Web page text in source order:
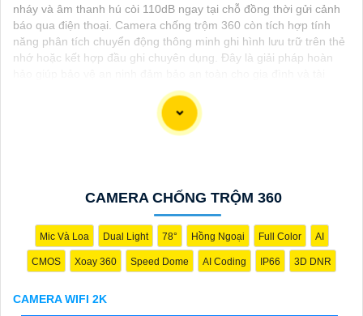
nháy và âm thanh hú còi 110dB ngay tại chỗ đồng thời gửi cảnh
báo qua điện thoại. Camera chống trộm 360 còn tích hợp tính
năng phân tích chuyển động thông minh ghi hình lưu trữ trên thẻ
nhớ hoặc kết hợp đầu ghi chuyên dụng. Đây là giải pháp hoàn
trải nghiệm giám sát tuyệt vời, hãy để Camera Wifi 2K giúp bạn
quan sát chi tiết hơn với độ phân giải cao mà không bỏ qua bất
kỳ chi tiết nào. Với chất lượng hình ảnh 2K giúp giảm độ nhòe và
rung hình, mang lại video chất lượng cao ngay cả trong điều
kiện ánh sáng yếu. Ngoài ra, Camera wifi 2K giúp tăng khả năng
nhận diện và giám sát đối tượng tốt hơn, đảm bảo an toàn cho
CAMERA CHỐNG TRỘM 360
Mic Và Loa Dual Light 78° Hồng Ngoại Full Color AI
CMOS Xoay 360 Speed Dome AI Coding IP66 3D DNR
CAMERA WIFI 2K